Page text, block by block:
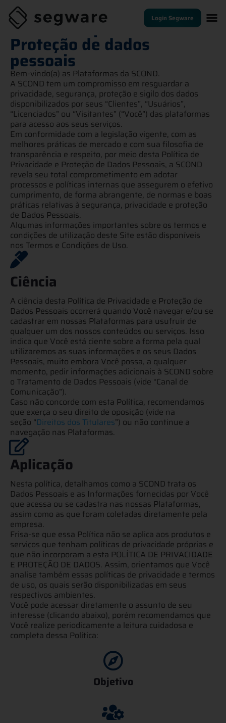
Login Segware
Política de privacidade e
Proteção de dados
pessoais
Bem-vindo(a) as Plataformas da SCOND.
A SCOND tem um compromisso em resguardar a
privacidade, segurança, proteção e sigilo dos dados
disponibilizados por seus “Clientes”, “Usuários”,
“Licenciados” ou “Visitantes” (“Você”) das plataformas
para acesso aos seus serviços.
Em conformidade com a legislação vigente, com as
melhores práticas de mercado e com sua filosofia de
transparência e respeito, por meio desta Política de
Privacidade e Proteção de Dados Pessoais, a SCOND
revela seu total comprometimento em adotar
processos e políticas internas que assegurem o efetivo
cumprimento, de forma abrangente, de normas e boas
práticas relativas à segurança, privacidade e proteção
de Dados Pessoais.
Algumas informações importantes sobre os termos e
condições de utilização deste Site estão disponíveis
nos Termos e Condições de Uso.
Ciência
A ciência desta Política de Privacidade e Proteção de
Dados Pessoais ocorrerá quando Você navegar e/ou se
cadastrar em nossas Plataformas para usufruir de
qualquer um dos nossos conteúdos ou serviços. Isso
indica que Você está ciente sobre a forma pela qual
utilizaremos as suas informações e os seus Dados
Pessoais, muito embora Você possa, a qualquer
momento, pedir informações adicionais à SCOND sobre
o Tratamento de Dados Pessoais (vide “Canal de
Comunicação”).
Caso não concorde com esta Política, recomendamos
que exerça o seu direito de oposição (vide na
seção “Direitos dos Titulares”) ou não continue a
navegação nas Plataformas.
Aplicação
Nesta política, detalhamos como a SCOND trata os
Dados Pessoais e as Informações fornecidas por Você
que acessa ou se cadastra nas nossas Plataformas,
assim como as que foram coletadas diretamente pela
empresa.
Frisa-se que essa Política não se aplica aos produtos e
serviços que tenham políticas de privacidade próprias e
que não incorporam a esta POLÍTICA DE PRIVACIDADE
E PROTEÇÃO DE DADOS. Assim, orientamos que Você
analise também essas políticas de privacidade e termos
de uso, os quais serão disponibilizadas em seus
respectivos ambientes.
Você pode acessar diretamente o assunto de seu
interesse (clicando abaixo), porém recomendamos que
Você realize periodicamente a leitura cuidadosa e
completa dessa Política:
Objetivo​